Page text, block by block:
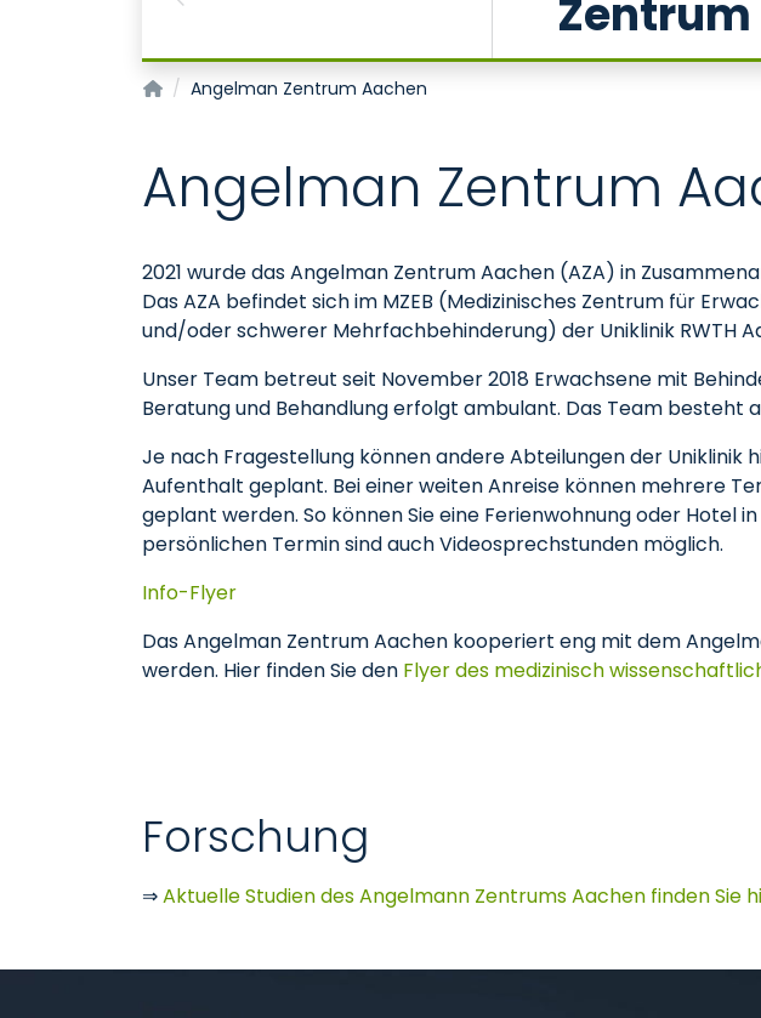
Zentrum
Medizinisches Zentrum für Erwachsene mit geistiger Behinderung
Angelman Zentrum Aachen
Angelman Zentrum
2021 wurde das Angelman Zentrum Aachen (AZA) in
Das AZA befindet sich im MZEB (Medizinisches Zentrum für
und/oder schwerer Mehrfachbehinderung) der Uniklinik RWTH
Unser Team betreut seit November 2018 Erwachsene mit
Beratung und Behandlung erfolgt ambulant. Das Team besteht
Je nach Fragestellung können andere Abteilungen der Uniklinik
Aufenthalt geplant. Bei einer weiten Anreise können mehrere
geplant werden. So können Sie eine Ferienwohnung oder Hotel
persönlichen Termin sind auch Videosprechstunden möglich.
Info-Flyer
Das Angelman Zentrum Aachen kooperiert eng mit dem
werden. Hier finden Sie den Flyer des medizinisch
Forschung
⇒Aktuelle Studien des Angelmann Zentrums Aachen finden Sie